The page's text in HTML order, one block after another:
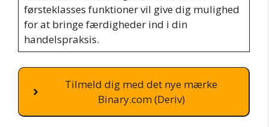
førsteklasses funktioner vil give dig mulighed
for at bringe færdigheder ind i din
handelspraksis.
Tilmeld dig med det nye mærke
Binary.com (Deriv)